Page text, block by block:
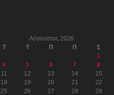
Αύγουστος 2026
Τ Τ Π Π
Σ
1
4 5 6 7
8
11 12 13 14
15
18 19 20 21
22
25 26 27 28
29